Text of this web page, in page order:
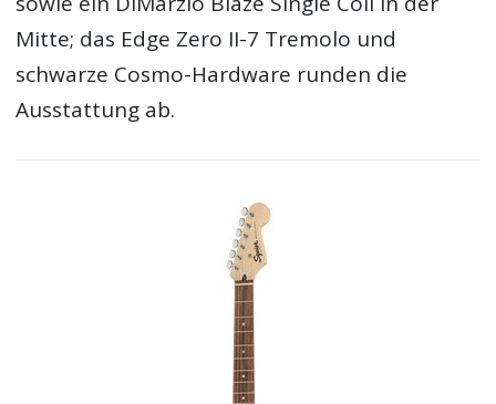
Mitte; das Edge Zero II-7 Tremolo und
schwarze Cosmo-Hardware runden die
Ausstattung ab.